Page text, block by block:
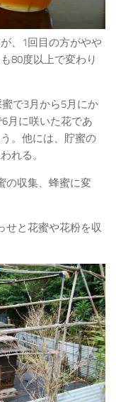
、1回目の方がやや
80度以上で変わり
で3月から5月にか
月に咲いた花であ
。他には、貯蜜の
れる。
の収集、蜂蜜に変
せと花蜜や花粉を収